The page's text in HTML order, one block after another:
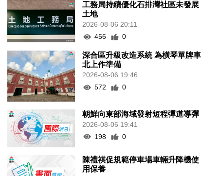
工務局持續優化石排灣社區未發展
土地
2026-08-06 20:11
456
0
深合區升級改造系統 為橫琴單牌車
北上作準備
2026-08-06 19:46
572
0
朝鮮向東部海域發射短程彈道導彈
2026-08-06 19:41
198
0
陳禮祺促規範停車場車輛升降機使
用保養